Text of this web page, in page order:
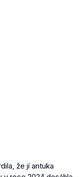
že jí antuka